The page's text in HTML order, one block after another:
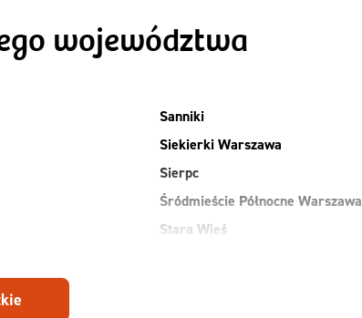
województwa
Sanniki
Siekierki Warszawa
Sierpc
Śródmieście Północne Warszawa
Stara Wieś